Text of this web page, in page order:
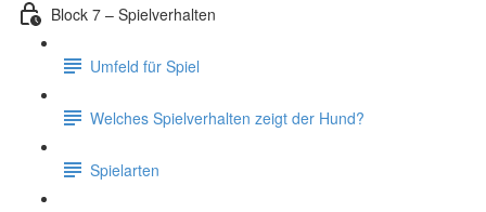
Block 7 – Spielverhalten
Umfeld für Spiel
Welches Spielverhalten zeigt der Hund?
Spielarten